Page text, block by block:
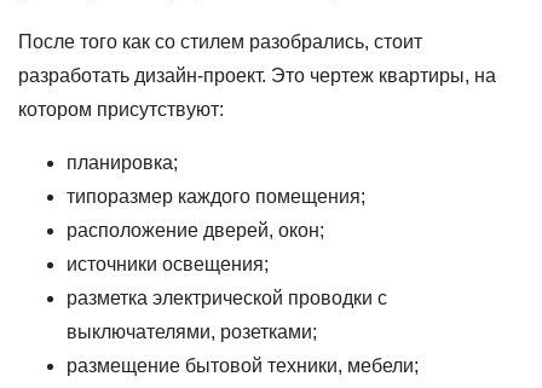
После того как со стилем разобрались, стоит
разработать дизайн-проект. Это чертеж квартиры, на
котором присутствуют:
планировка;
типоразмер каждого помещения;
расположение дверей, окон;
источники освещения;
разметка электрической проводки с
выключателями, розетками;
размещение бытовой техники, мебели;